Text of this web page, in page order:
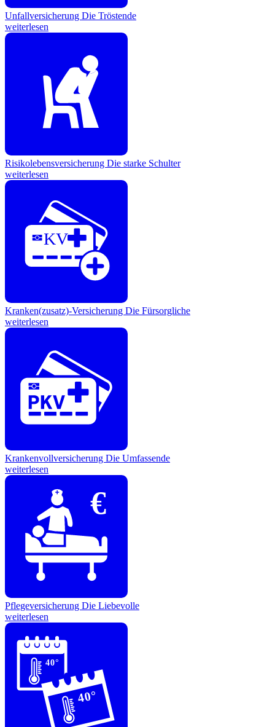
Unfallversicherung Die Tröstende
weiterlesen
Risikolebensversicherung Die starke Schulter
weiterlesen
KV
Kranken(zusatz)-Versicherung Die Fürsorgliche
weiterlesen
Krankenvollversicherung Die Umfassende
weiterlesen
€
Pflegeversicherung Die Liebevolle
weiterlesen
40°
40°